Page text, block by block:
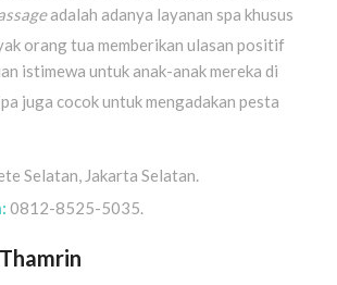
adalah adanya layanan spa khusus
orang tua memberikan ulasan positif
istimewa untuk anak-anak mereka di
juga cocok untuk mengadakan pesta
Selatan, Jakarta Selatan.
0812-8525-5035.